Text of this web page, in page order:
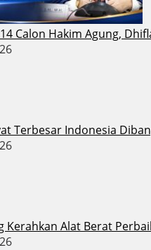
Calon Hakim Agung,
Terbesar Indonesia
Kerahkan Alat Berat